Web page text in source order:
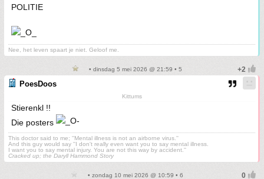
POLITIE
Nee, het leven spaart je niet. Geloof me.
• dinsdag 5 mei 2026 @ 21:59 • 5
PoesDoos
Kittums
Stierenkl !!
Die posters
This doctor said to me; ''Mental illness is not an airborne virus.''
And this guy would say ''I don't really even want you to say mental illness.
I want you to say mental injury. You are not this way by accident.''
Cracked up; the Daryll Hammond Story
• zondag 10 mei 2026 @ 10:59 • 6